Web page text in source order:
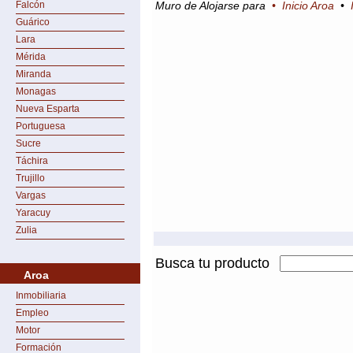
Falcón
Guárico
Lara
Mérida
Miranda
Monagas
Nueva Esparta
Portuguesa
Sucre
Táchira
Trujillo
Vargas
Yaracuy
Zulia
Aroa
Inmobiliaria
Empleo
Motor
Formación
Muro de Alojarse para • Inicio Aroa •
Busca tu producto